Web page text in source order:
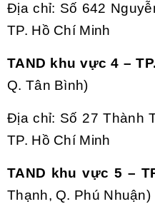
Địa chỉ: Số 642
TP. Hồ Chí Minh
TAND khu vực 4 –
Q. Tân Bình)
Địa chỉ: Số 27 Thành
TP. Hồ Chí Minh
TAND khu vực 5 –
Thạnh, Q. Phú Nhuận)